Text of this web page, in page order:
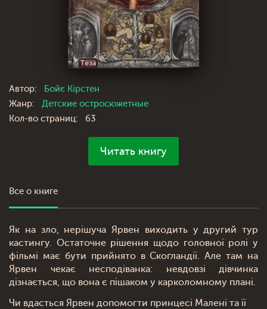
Автор:
Бойє Кірстен
Жанр:
Детские остросюжетные
Кол-во страниц:
63
Читать книгу
Все о книге
Як на зло, нерішуча Ярвен виходить у другий тур
кастингу. Остаточне рішення щодо головної ролі у
фільмі має бути прийнято в Скоґландії. Але там на
Ярвен чекає несподіванка: невдовзі дівчинка
дізнається, що вона є пішаком у карколомному плані.
Чи вдасться Ярвен допомогти принцесі Малені та її